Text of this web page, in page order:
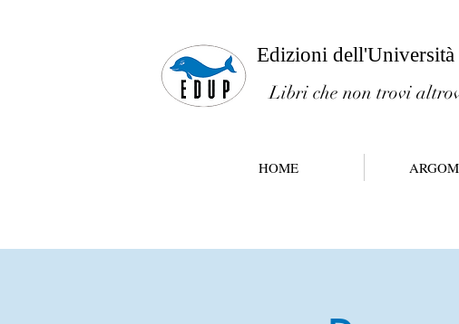
Edizioni dell'Università
Libri che non trovi
HOME